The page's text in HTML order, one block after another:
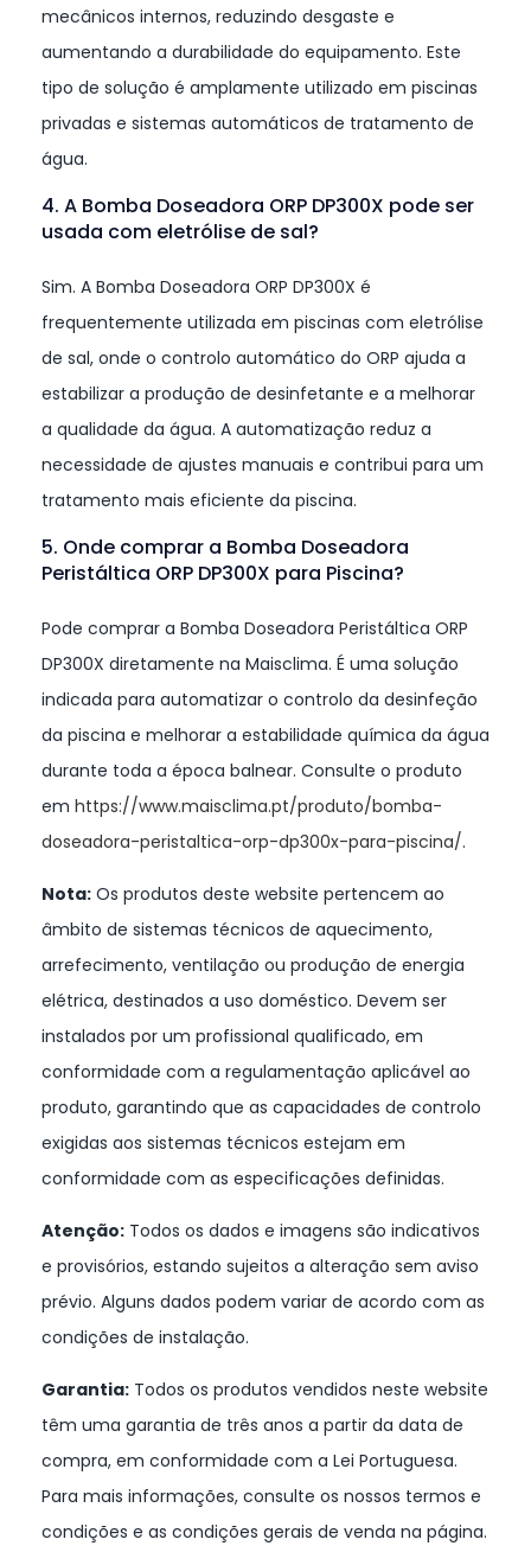
mecânicos internos, reduzindo desgaste e
aumentando a durabilidade do equipamento. Este
tipo de solução é amplamente utilizado em piscinas
privadas e sistemas automáticos de tratamento de
água.
4. A Bomba Doseadora ORP DP300X pode ser
usada com eletrólise de sal?
Sim. A Bomba Doseadora ORP DP300X é
frequentemente utilizada em piscinas com eletrólise
de sal, onde o controlo automático do ORP ajuda a
estabilizar a produção de desinfetante e a melhorar
a qualidade da água. A automatização reduz a
necessidade de ajustes manuais e contribui para um
tratamento mais eficiente da piscina.
5. Onde comprar a Bomba Doseadora
Peristáltica ORP DP300X para Piscina?
Pode comprar a Bomba Doseadora Peristáltica ORP
DP300X diretamente na Maisclima. É uma solução
indicada para automatizar o controlo da desinfeção
da piscina e melhorar a estabilidade química da água
durante toda a época balnear. Consulte o produto
em https://www.maisclima.pt/produto/bomba-
doseadora-peristaltica-orp-dp300x-para-piscina/.
Nota: Os produtos deste website pertencem ao
âmbito de sistemas técnicos de aquecimento,
arrefecimento, ventilação ou produção de energia
elétrica, destinados a uso doméstico. Devem ser
instalados por um profissional qualificado, em
conformidade com a regulamentação aplicável ao
produto, garantindo que as capacidades de controlo
exigidas aos sistemas técnicos estejam em
conformidade com as especificações definidas.
Atenção: Todos os dados e imagens são indicativos
e provisórios, estando sujeitos a alteração sem aviso
prévio. Alguns dados podem variar de acordo com as
condições de instalação.
Garantia: Todos os produtos vendidos neste website
têm uma garantia de três anos a partir da data de
compra, em conformidade com a Lei Portuguesa.
Para mais informações, consulte os nossos termos e
condições e as condições gerais de venda na página.